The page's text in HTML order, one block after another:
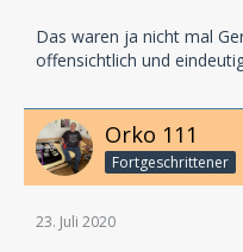
Das waren ja nicht mal
offensichtlich und
Orko 111
Fortgeschrittener
23. Juli 2020